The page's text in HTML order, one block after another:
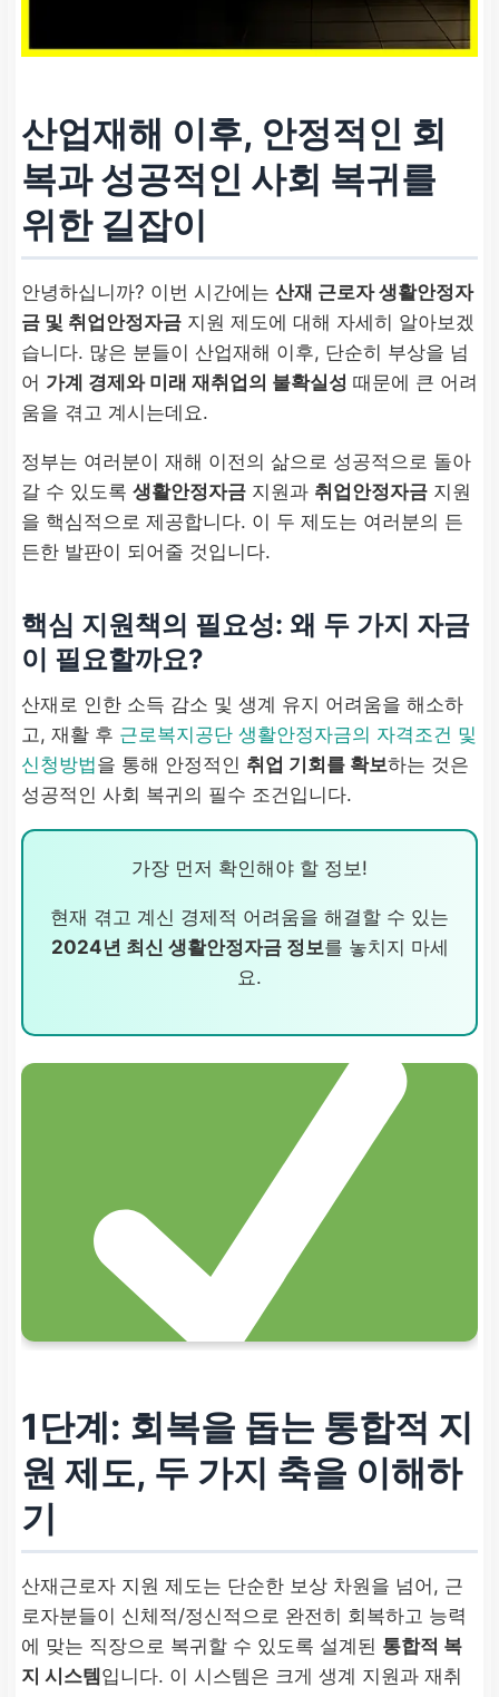
산업재해 이후, 안정적인 회
복과 성공적인 사회 복귀를
위한 길잡이
안녕하십니까? 이번 시간에는 산재 근로자 생활안정자
금 및 취업안정자금 지원 제도에 대해 자세히 알아보겠
습니다. 많은 분들이 산업재해 이후, 단순히 부상을 넘
어 가계 경제와 미래 재취업의 불확실성 때문에 큰 어려
움을 겪고 계시는데요.
정부는 여러분이 재해 이전의 삶으로 성공적으로 돌아
갈 수 있도록 생활안정자금 지원과 취업안정자금 지원
을 핵심적으로 제공합니다. 이 두 제도는 여러분의 든
든한 발판이 되어줄 것입니다.
핵심 지원책의 필요성: 왜 두 가지 자금
이 필요할까요?
산재로 인한 소득 감소 및 생계 유지 어려움을 해소하
고, 재활 후 근로복지공단 생활안정자금의 자격조건 및
신청방법을 통해 안정적인 취업 기회를 확보하는 것은
성공적인 사회 복귀의 필수 조건입니다.
가장 먼저 확인해야 할 정보!
현재 겪고 계신 경제적 어려움을 해결할 수 있는
2024년 최신 생활안정자금 정보를 놓치지 마세
요.
1단계: 회복을 돕는 통합적 지
원 제도, 두 가지 축을 이해하
기
산재근로자 지원 제도는 단순한 보상 차원을 넘어, 근
로자분들이 신체적/정신적으로 완전히 회복하고 능력
에 맞는 직장으로 복귀할 수 있도록 설계된 통합적 복
지 시스템 입니다. 이 시스템은 크게 생계 지원과 재취